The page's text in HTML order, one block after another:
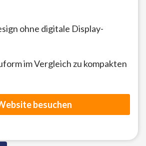
ohne digitale Display-
im Vergleich zu kompakten
besuchen